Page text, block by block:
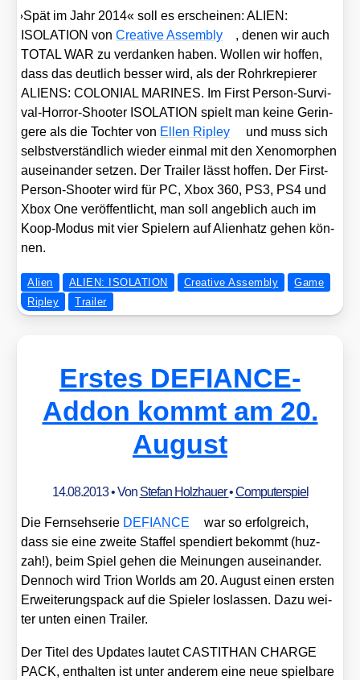
»Spät im Jahr 2014« soll es erschei­nen: ALIEN:
ISOLATION vonCrea­ti­ve Assem­bly
, denen wir auch
TOTAL WAR zu ver­dan­ken haben. Wol­len wir hof­fen,
dass das deut­lich bes­ser wird, als der Rohr­kre­pie­rer
ALIENS: COLONIAL MARINES. Im First Per­son-Sur­vi­
val-Hor­ror-Shoo­ter ISOLATION spielt man kei­ne Gerin­
ge­re als die Toch­ter von Ellen Ripley
und muss sich
selbst­ver­ständ­lich wie­der ein­mal mit den Xeno­mor­phen
aus­ein­an­der set­zen. Der Trai­ler lässt hof­fen. Der First-
Per­son-Shoo­ter wird für PC, Xbox 360, PS3, PS4 und
Xbox One ver­öf­fent­licht, man soll angeb­lich auch im
Koop-Modus mit vier Spie­lern auf Ali­en­hatz gehen kön­
nen.
Alien ALIEN: ISOLATION Creative Assembly
Game
Ripley
Trailer
Erstes DEFIANCE-
Addon kommt am 20.
August
14.08.2013• Von Stefan Holzhauer•Computerspiel
Die Fern­seh­se­rie DEFIANCE
war so erfolg­reich,
dass sie eine zwei­te Staf­fel spen­diert bekommt (huz­
zah!), beim Spiel gehen die Mei­nun­gen aus­ein­an­der.
Den­noch wird Tri­on Worlds am 20. August einen ers­ten
Erwei­te­rungs­pack auf die Spie­ler los­las­sen. Dazu wei­
ter unten einen Trai­ler.
Der Titel des Updates lau­tet CASTITHAN CHARGE
PACK, ent­hal­ten ist unter ande­rem eine neue spiel­ba­re